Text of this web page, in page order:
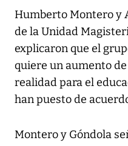
Humberto Montero y
de la Unidad
explicaron que el
quiere un aumento
realidad para el
han puesto de
Montero y Góndola